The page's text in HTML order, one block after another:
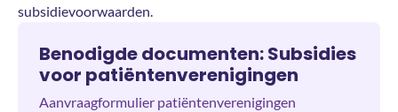
subsidievoorwaarden.
Benodigde documenten: Subsidies
voor patiëntenverenigingen
Aanvraagformulier patiëntenverenigingen